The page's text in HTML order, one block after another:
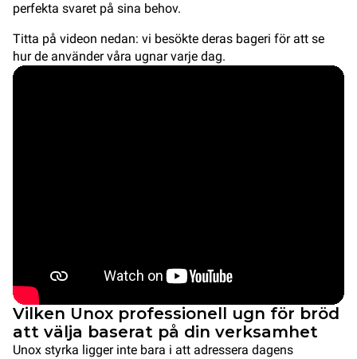
perfekta svaret på sina behov.
Titta på videon nedan: vi besökte deras bageri för att se
hur de använder våra ugnar varje dag.
Vilken Unox professionell ugn för bröd
att välja baserat på din verksamhet
Unox styrka ligger inte bara i att adressera dagens